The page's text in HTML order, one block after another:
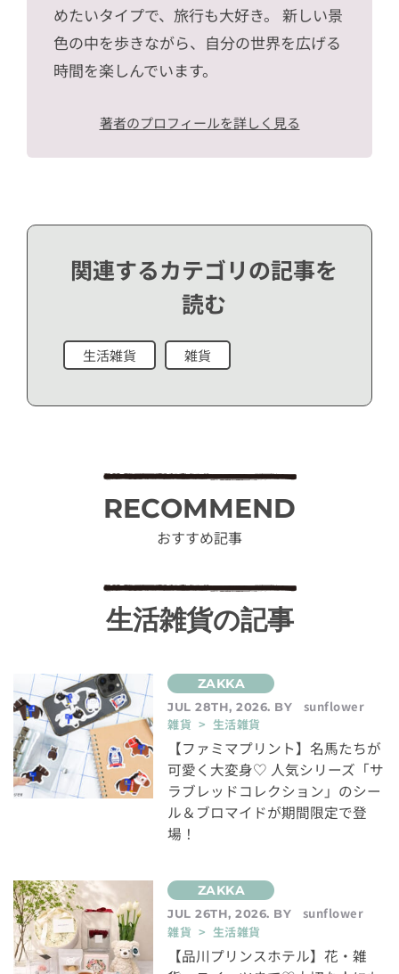
めたいタイプで、旅行も大好き。 新しい景
色の中を歩きながら、自分の世界を広げる
時間を楽しんでいます。
著者のプロフィールを詳しく見る
関連するカテゴリの記事を
読む
生活雑貨 雑貨
RECOMMEND
おすすめ記事
生活雑貨の記事
JUL 28TH, 2026. BY
sunflower
雑貨 > 生活雑貨
【ファミマプリント】名馬たちが
可愛く大変身♡ 人気シリーズ「サ
ラブレッドコレクション」のシー
ル＆ブロマイドが期間限定で登
場！
JUL 26TH, 2026. BY
sunflower
雑貨 > 生活雑貨
【品川プリンスホテル】花・雑